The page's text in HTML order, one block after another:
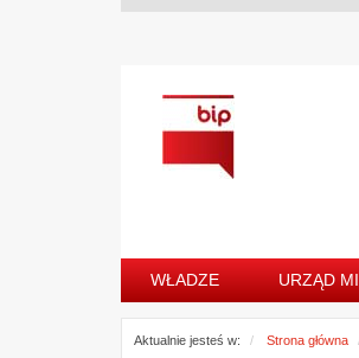
WŁADZE URZĄD
Aktualnie jesteś w: Strona główna